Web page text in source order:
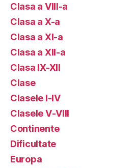
Clasa a VIII-a
Clasa a X-a
Clasa a XI-a
Clasa a XII-a
Clasa IX-XII
Clase
Clasele I-IV
Clasele V-VIII
Continente
Dificultate
Europa